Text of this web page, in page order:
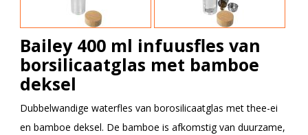
Bailey 400 ml infuusfles van
borsilicaatglas met bamboe
deksel
Dubbelwandige waterfles van borosilicaatglas met thee-ei
en bamboe deksel. De bamboe is afkomstig van duurzame,